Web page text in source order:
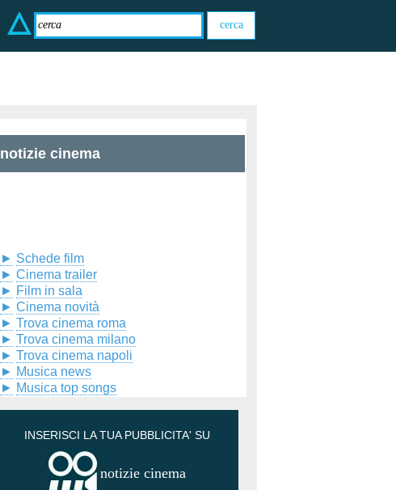
notizie cinema
► Schede film
► Cinema trailer
► Film in sala
► Cinema novità
► Trova cinema roma
► Trova cinema milano
► Trova cinema napoli
► Musica news
► Musica top songs
INSERISCI LA TUA PUBBLICITA' SU
notizie cinema